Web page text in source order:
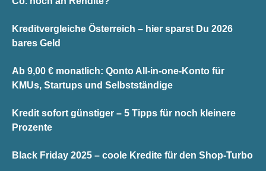
Kreditvergleiche Österreich – hier sparst Du 2026
bares Geld
Ab 9,00 € monatlich: Qonto All-in-one-Konto für
KMUs, Startups und Selbstständige
Kredit sofort günstiger – 5 Tipps für noch kleinere
Prozente
Black Friday 2025 – coole Kredite für den Shop-Turbo